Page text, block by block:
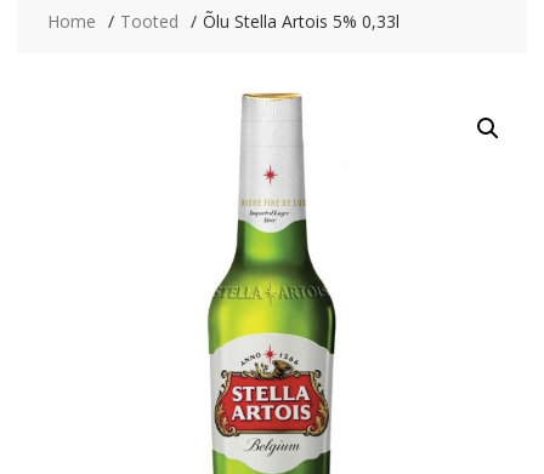
Home Tooted Õlu Stella Artois 5% 0,33l